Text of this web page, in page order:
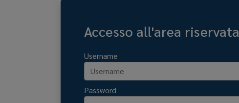
Accesso all'area riservata
Username
Password